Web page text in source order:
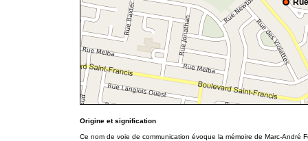
Origine et signification
Ce nom de voie de communication évoque la mémoire de Marc-André